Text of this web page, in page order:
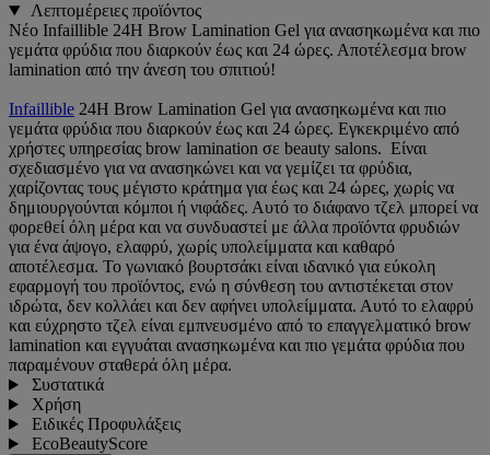
Λεπτομέρειες προϊόντος
Νέο Infaillible 24H Brow Lamination Gel για ανασηκωμένα και πιο
γεμάτα φρύδια που διαρκούν έως και 24 ώρες. Αποτέλεσμα brow
lamination από την άνεση του σπιτιού!
Infaillible 24H Brow Lamination Gel για ανασηκωμένα και πιο
γεμάτα φρύδια που διαρκούν έως και 24 ώρες. Εγκεκριμένο από
χρήστες υπηρεσίας brow lamination σε beauty salons. Είναι
σχεδιασμένο για να ανασηκώνει και να γεμίζει τα φρύδια,
χαρίζοντας τους μέγιστο κράτημα για έως και 24 ώρες, χωρίς να
δημιουργούνται κόμποι ή νιφάδες. Αυτό το διάφανο τζελ μπορεί να
φορεθεί όλη μέρα και να συνδυαστεί με άλλα προϊόντα φρυδιών
για ένα άψογο, ελαφρύ, χωρίς υπολείμματα και καθαρό
αποτέλεσμα. Το γωνιακό βουρτσάκι είναι ιδανικό για εύκολη
εφαρμογή του προϊόντος, ενώ η σύνθεση του αντιστέκεται στον
ιδρώτα, δεν κολλάει και δεν αφήνει υπολείμματα. Αυτό το ελαφρύ
και εύχρηστο τζελ είναι εμπνευσμένο από το επαγγελματικό brow
lamination και εγγυάται ανασηκωμένα και πιο γεμάτα φρύδια που
παραμένουν σταθερά όλη μέρα.
Συστατικά
Χρήση
Ειδικές Προφυλάξεις
EcoBeautyScore